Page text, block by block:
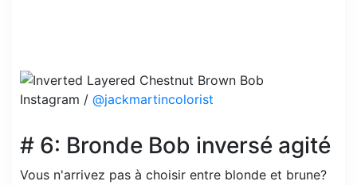
Instagram / @jackmartincolorist
# 6: Bronde Bob inversé agité
Vous n'arrivez pas à choisir entre blonde et brune?